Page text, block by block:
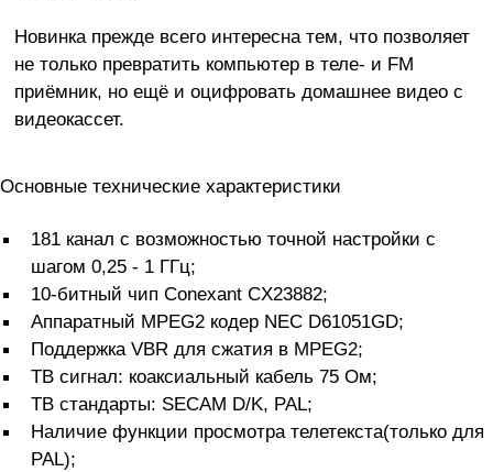
Новинка прежде всего интересна тем, что позволяет
не только превратить компьютер в теле- и FM
приёмник, но ещё и оцифровать домашнее видео с
видеокассет.
Основные технические характеристики
181 канал с возможностью точной настройки с
шагом 0,25 - 1 ГГц;
10-битный чип Conexant CX23882;
Аппаратный MPEG2 кодер NEC D61051GD;
Поддержка VBR для сжатия в MPEG2;
ТВ сигнал: коаксиальный кабель 75 Ом;
ТВ стандарты: SECAM D/K, PAL;
Наличие функции просмотра телетекста(только для
PAL);